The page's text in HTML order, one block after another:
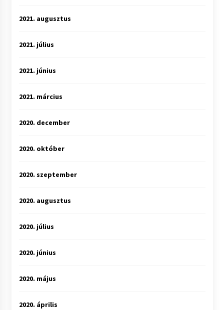
2021. augusztus
2021. július
2021. június
2021. március
2020. december
2020. október
2020. szeptember
2020. augusztus
2020. július
2020. június
2020. május
2020. április